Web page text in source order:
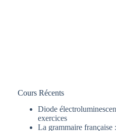
Cours Récents
Diode
exercices
La grammaire française